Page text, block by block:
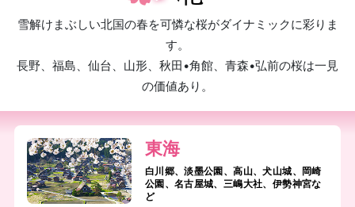
雪解けまぶしい北国の春を可憐な桜がダイナミックに彩りま
す。
長野、福島、仙台、山形、秋田•角館、青森•弘前の桜は一見
の価値あり。
東海
白川郷、淡墨公園、高山、犬山城、岡崎
公園、名古屋城、三嶋大社、伊勢神宮な
ど